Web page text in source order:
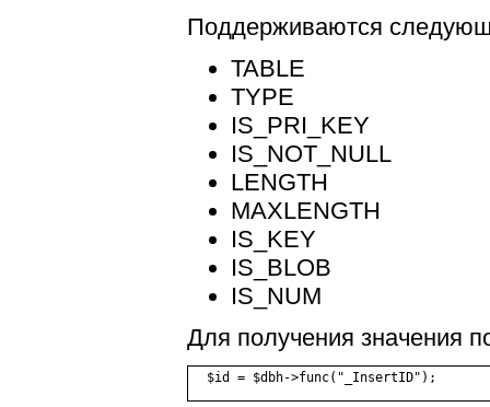
Поддерживаются
TABLE
TYPE
IS_PRI_KEY
IS_NOT_NULL
LENGTH
MAXLENGTH
IS_KEY
IS_BLOB
IS_NUM
Для получения значения